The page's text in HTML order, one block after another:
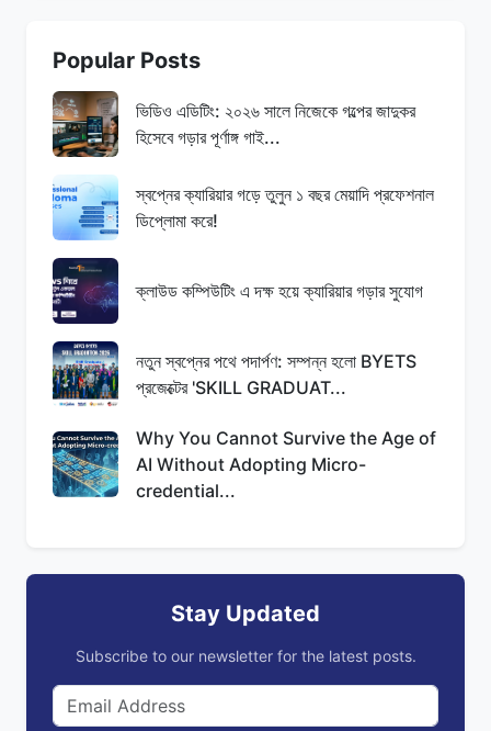
Popular Posts
ভিডিও এডিটিং: ২০২৬ সালে নিজেকে গল্পের জাদুকর
হিসেবে গড়ার পূর্ণাঙ্গ গাই...
স্বপ্নের ক্যারিয়ার গড়ে তুলুন ১ বছর মেয়াদি প্রফেশনাল
ডিপ্লোমা করে!
ক্লাউড কম্পিউটিং এ দক্ষ হয়ে ক্যারিয়ার গড়ার সুযোগ
নতুন স্বপ্নের পথে পদার্পণ: সম্পন্ন হলো BYETS
প্রজেক্টের 'SKILL GRADUAT...
Why You Cannot Survive the Age of
AI Without Adopting Micro-
credential...
Stay Updated
Subscribe to our newsletter for the latest posts.